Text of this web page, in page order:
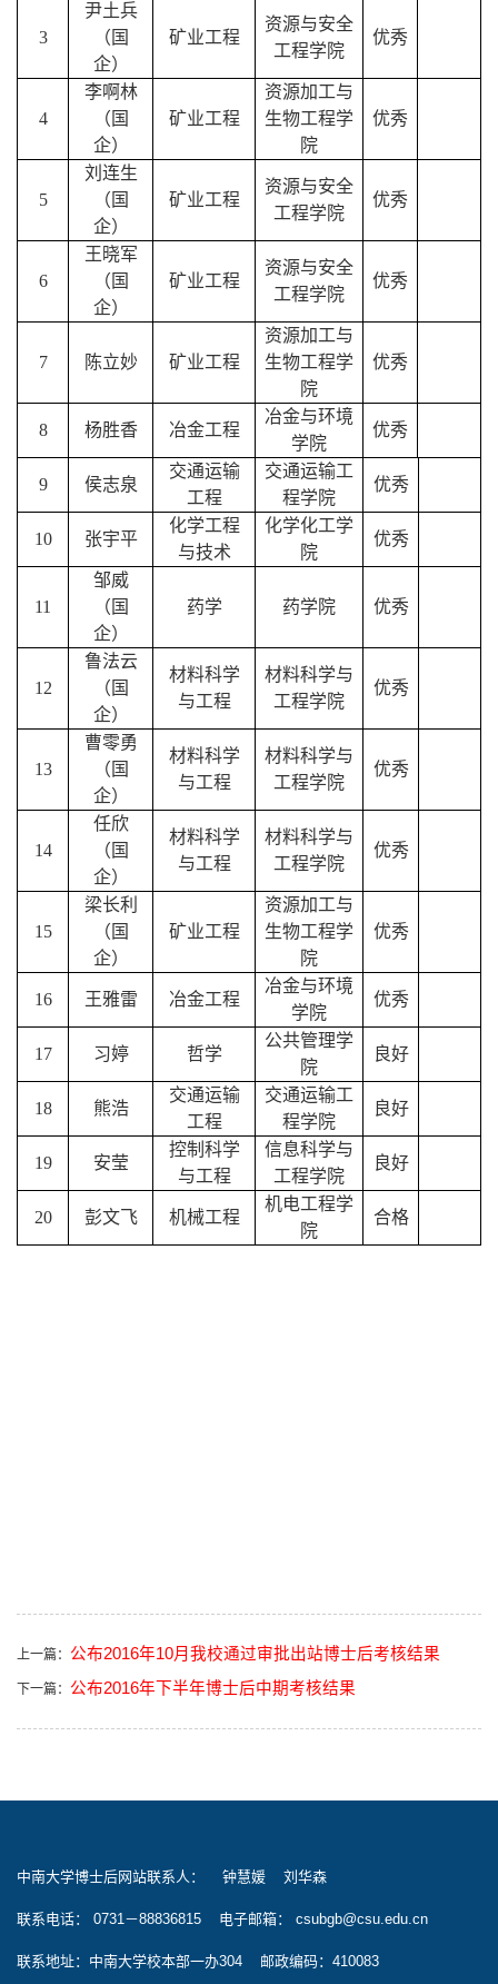
3
尹土兵
（国
企）
矿业工程
资源与安全
工程学院
优秀
4
李啊林
（国
企）
矿业工程
资源加工与
生物工程学
院
优秀
5
刘连生
（国
企）
矿业工程
资源与安全
工程学院
优秀
6
王晓军
（国
企）
矿业工程
资源与安全
工程学院
优秀
7 陈立妙 矿业工程
资源加工与
生物工程学
院
优秀
8 杨胜香 冶金工程
冶金与环境
学院
优秀
9 侯志泉
交通运输
工程
交通运输工
程学院
优秀
10 张宇平
化学工程
与技术
化学化工学
院
优秀
11
邹威
（国
企）
药学 药学院 优秀
12
鲁法云
（国
企）
材料科学
与工程
材料科学与
工程学院
优秀
13
曹零勇
（国
企）
材料科学
与工程
材料科学与
工程学院
优秀
14
任欣
（国
企）
材料科学
与工程
材料科学与
工程学院
优秀
15
梁长利
（国
企）
矿业工程
资源加工与
生物工程学
院
优秀
16 王雅雷 冶金工程
冶金与环境
学院
优秀
17 习婷 哲学
公共管理学
院
良好
18 熊浩
交通运输
工程
交通运输工
程学院
良好
19 安莹
控制科学
与工程
信息科学与
工程学院
良好
20 彭文飞 机械工程
机电工程学
院
合格
上一篇： 公布2016年10月我校通过审批出站博士后考核结果
下一篇： 公布2016年下半年博士后中期考核结果
中南大学博士后网站联系人： 钟慧媛 刘华森
联系电话： 0731－88836815 电子邮箱： csubgb@csu.edu.cn
联系地址：中南大学校本部一办304 邮政编码：410083